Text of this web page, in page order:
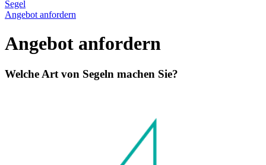
Segel
Angebot anfordern
Angebot anfordern
Welche Art von Segeln machen Sie?